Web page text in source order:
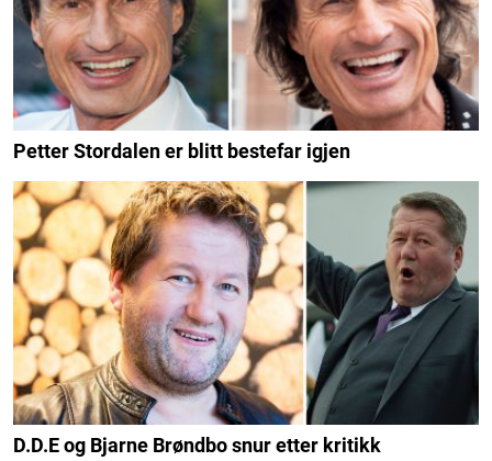
Petter Stordalen er blitt bestefar igjen
D.D.E og Bjarne Brøndbo snur etter kritikk